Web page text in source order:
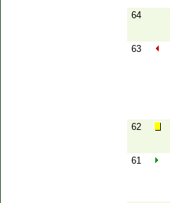
64
63
62
61